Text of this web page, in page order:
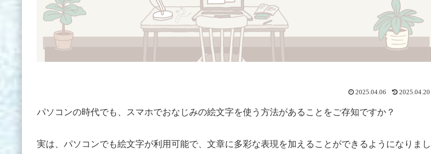
2025.04.06 2025.04.20
パソコンの時代でも、スマホでおなじみの絵文字を使う方法があることをご存知ですか？
実は、パソコンでも絵文字が利用可能で、文章に多彩な表現を加えることができるようになりまし